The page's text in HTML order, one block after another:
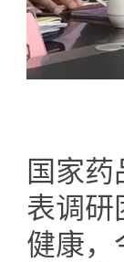
国家
表调研
健康，